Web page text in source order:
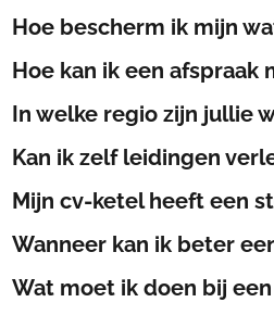
Hoe bescherm ik mijn
Hoe kan ik een afspraak
In welke regio zijn jullie
Kan ik zelf leidingen
Mijn cv-ketel heeft een
Wanneer kan ik beter
Wat moet ik doen bij